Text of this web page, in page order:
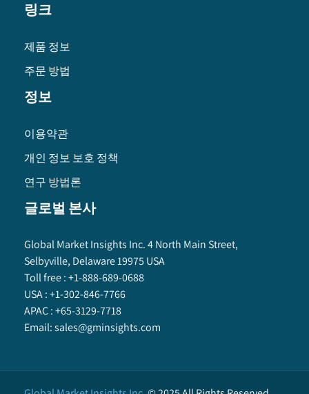
링크
제품 정보
주문 방법
정보
이용약관
개인 정보 보호 정책
연구 방법론
글로벌 본사
Global Market Insights Inc. 4 North Main Street,
Selbyville, Delaware 19975 USA
Toll free :+1-888-689-0688
USA :+1-302-846-7766
APAC :+65-3129-7718
Email:sales@gminsights.com